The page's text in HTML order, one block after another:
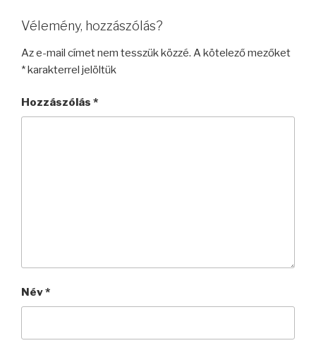
Vélemény, hozzászólás?
Az e-mail címet nem tesszük közzé. A kötelező mezőket
*karakterrel jelöltük
Hozzászólás *
Név*